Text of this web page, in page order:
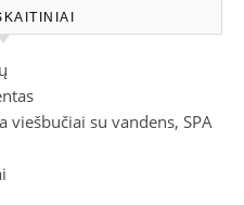
su vandens, SPA